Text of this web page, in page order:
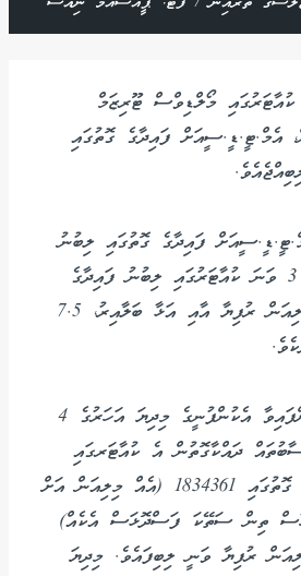
4 ވަނަ ކުއާޓަރުގައި މޯލްޑިވްސް ޓޫރިޒަމް
އެމް.ޓީ.ޑީ.ސީއަށް ފައިދާގެ ގޮތުގައި
ފައިދާގެ ގޮތުގައި ލިބުނު
އަދަދަކީ މިދިޔަ އަހަރުގެ 3 ވަނަ ކުއާޓަރުގައި ލިބުނު ފައިދާގެ
އަދަދުކަމުގައިވާ 11.6 މިލިއަން ރުފިޔާ އާއި އަޅާ ބަލާއިރު، 7.5
އެމް.ޓީ.ޑީ.ސީން އާއްމުކޮށްފައިވާ އެކުންފުނީގެ މިދިޔަ އަހަރުގެ 4
ދައްކާގޮތުން އެ ކުއާޓަރގައި
އެކުންފުންޏަށް އާމްދަނީގެ ގޮތުގައި 1834361 (އެއް މިލިއަން އަށް
ތިން ސަތޭކަ ފަސްދޮޅަސް އެކެއް)
ނުވަތަ 28.2 މިލިއަން ރުފިޔާ ވަނީ ލިބިފައެވެ. މިދިޔަ